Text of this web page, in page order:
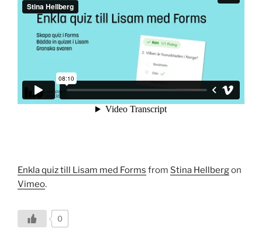
Enkla quiz till Lisam med Forms from Stina Hellbergon
Vimeo.
0